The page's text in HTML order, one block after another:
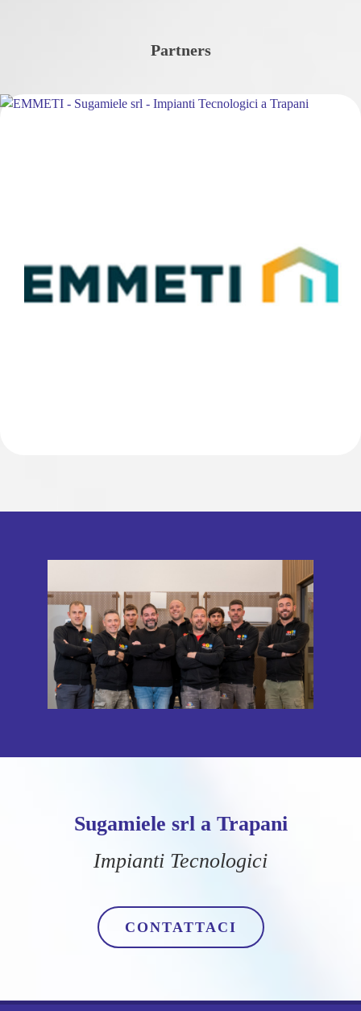
Partners
Sugamiele srl a Trapani
Impianti Tecnologici
CONTATTACI